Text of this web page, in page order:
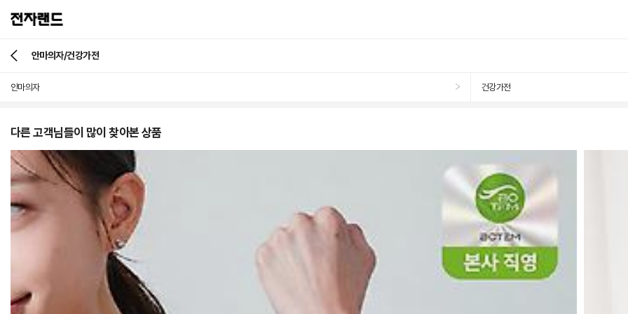
안마의자/건강가전
안마의자 > 건강가전
다른 고객님들이 많이 찾아본 상품